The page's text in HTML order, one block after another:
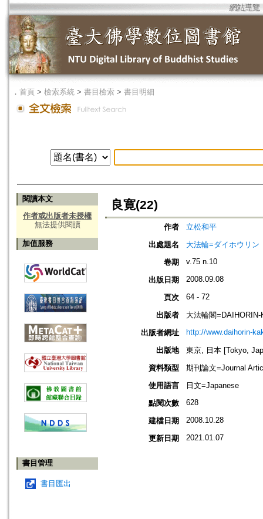
網站導覽
． 首頁 > 檢索系統 > 書目檢索 > 書目明細
閱讀本文
作者或出版者未授權
無法提供閱讀
加值服務
書目管理
書目匯出
良寛(22)
作者
立松和平
出處題名
大法輪=ダイホウリン
卷期
v.75 n.10
出版日期 2008.09.08
頁次 64 - 72
出版者
大法輪閣=DAIHORIN-
出版者網址
http://www.daihorin-
出版地
東京, 日本 [Tokyo,
資料類型
期刊論文=Journal
使用語言
日文=Japanese
點閱次數
628
建檔日期 2008.10.28
更新日期 2021.01.07